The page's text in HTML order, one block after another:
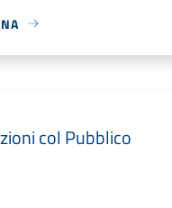
col Pubblico